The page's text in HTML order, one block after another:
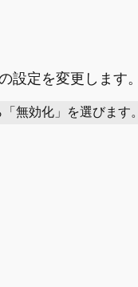
定を変更します。
無効化」を選びます。